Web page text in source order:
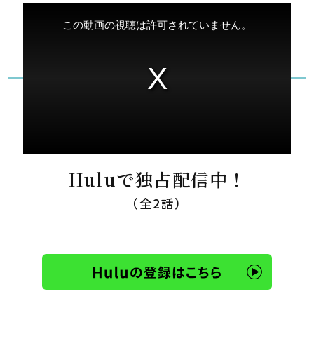
Huluで独占配信中！
（全2話）